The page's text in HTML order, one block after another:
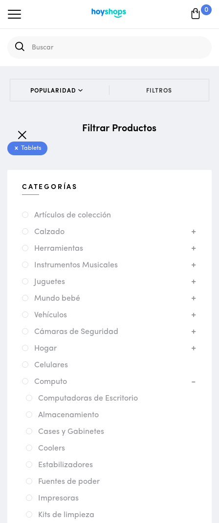
0
FILTROS
Filtrar Productos
Tablets
CATEGORÍAS
Artículos de colección
Calzado
Herramientas
Instrumentos Musicales
Juguetes
Mundo bebé
Vehículos
Cámaras de Seguridad
Hogar
Celulares
Computo
Computadoras de Escritorio
Almacenamiento
Cases y Gabinetes
Coolers
Estabilizadores
Fuentes de poder
Impresoras
Kits de limpieza